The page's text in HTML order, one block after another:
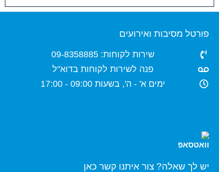
פורטל מסיבות ואירועים
שירות לקוחות: 09-8358885
פנה לשירות לקוחות בדוא"ל
ימים א' - ה', בשעות 09:00 - 17:00
יש לך שאלה? צור איתנו קשר כאן